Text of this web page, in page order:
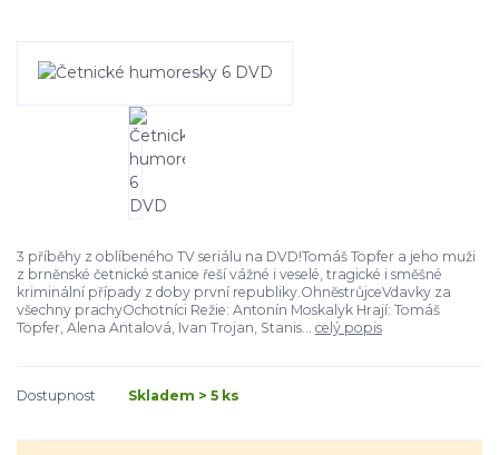
3 příběhy z oblíbeného TV seriálu na DVD!Tomáš Töpfer a jeho muži
z brněnské četnické stanice řeší vážné i veselé, tragické i směšné
kriminální případy z doby první republiky.OhněstrůjceVdavky za
všechny prachyOchotníci Režie: Antonín Moskalyk Hrají: Tomáš
Töpfer, Alena Antalová, Ivan Trojan, Stanis... celý popis
Dostupnost Skladem > 5 ks